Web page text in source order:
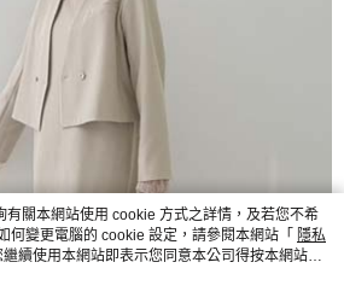
關本網站使用 cookie 方式之詳情，及若您不希
何變更電腦的 cookie 設定，請參閱本網站「 隱私
續使用本網站即表示您同意本公司得按本網站使
。